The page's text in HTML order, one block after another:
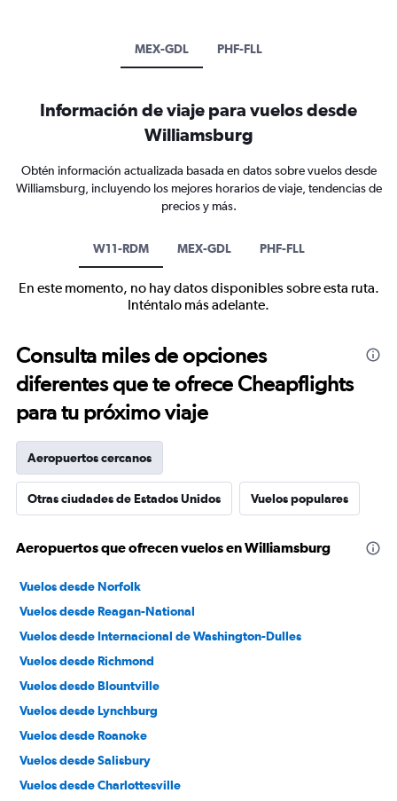
MEX-GDL PHF-FLL
Información de viaje para vuelos desde
Williamsburg
Obtén información actualizada basada en datos sobre vuelos desde
Williamsburg, incluyendo los mejores horarios de viaje, tendencias de
precios y más.
W11-RDM MEX-GDL PHF-FLL
En este momento, no hay datos disponibles sobre esta ruta.
Inténtalo más adelante.
Consulta miles de opciones
diferentes que te ofrece Cheapflights
para tu próximo viaje
Aeropuertos cercanos
Otras ciudades de Estados Unidos Vuelos populares
Aeropuertos que ofrecen vuelos en Williamsburg
Vuelos desde Norfolk
Vuelos desde Reagan-National
Vuelos desde Internacional de Washington-Dulles
Vuelos desde Richmond
Vuelos desde Blountville
Vuelos desde Lynchburg
Vuelos desde Roanoke
Vuelos desde Salisbury
Vuelos desde Charlottesville